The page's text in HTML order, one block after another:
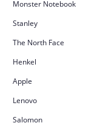
Monster Notebook
Stanley
The North Face
Henkel
Apple
Lenovo
Salomon